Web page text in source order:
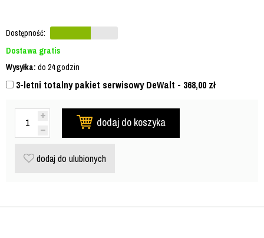
Dostępność:
Dostawa gratis
Wysyłka: do 24 godzin
3-letni totalny pakiet serwisowy DeWalt - 368,00 zł
dodaj do koszyka
dodaj do ulubionych